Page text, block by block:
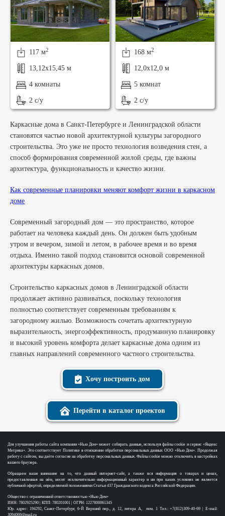
117 м2
13,12х15,45 м
4 комнаты
2 с/у
168 м2
12,0х12,0 м
5 комнат
2 с/у
Каркасные дома в Санкт-Петербурге и Ленинградской области
становятся частью новой архитектурной культуры загородного
строительства. Это уже не просто технология возведения стен, а
способ формирования современной жилой среды, где важны
архитектура, функциональность и качество жизни.
Как современные планировки меняют комфорт жизни в каркасном
доме
Современный загородный дом — это пространство, которое
работает на человека каждый день. Он должен быть удобным
утром и вечером, зимой и летом, в рабочее время и во время
отдыха. Именно такой подход становится основой современной
архитектуры каркасных домов.
Строительство каркасных домов в Ленинградской области
продолжает активно развиваться, поскольку технология
полностью соответствует современным требованиям к
загородному жилью. Возможность сочетать архитектурную
выразительность, энергоэффективность, продуманную планировку
и высокий уровень комфорта делает каркасные дома одним из
главных направлений современного частного строительства.
Хочу построить дом
Перейти в каталог проектов
Для улучшения работы сайта компании «Нью Дом» может собирать данные, используя файлы cookie и сервис «Яндекс
Метрика». Это соответствует Политике в отношении обработки персональных данных ООО «Нью Дом». Продолжая
работу с сайтом, вы даёте согласие на обработку персональных данных. Файлы cookie можно отключить в настройках
вашего браузера.
Обращаем ваше внимание на то, что данный интернет-сайт, а также вся информация о товарах и ценах,
предоставленная на нём, носит исключительно информационный характер и ни при каких условиях не является
публичной офертой, определяемой положениями Статьи 437 Гражданского кодекса Российской Федерации.
Общество с ограниченной ответственностью «Нью Дом»
ИНН: 7802925290 | КПП: 780201001 | ОГРН: 1227800061345
Юр. адрес: 194292, Санкт-Петербург, 6-Й Верхний пер., д. 12, литера А, пом. 1 Тел.: +7(812)309-40-69 | E-mail:
3094069@mail.ru